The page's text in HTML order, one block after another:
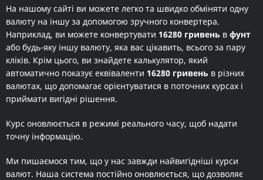
На нашому сайті ви можете легко та швидко обміняти одну
валюту на іншу за допомогою зручного конвертера.
Наприклад, ви можете конвертувати 16280 гривень в фунт
або будь-яку іншу валюту, яка вас цікавить, всього за пару
кліків. Крім цього, ви знайдете калькулятор, який
автоматично показує еквіваленти 16280 гривень в різних
валютах, що допомагає орієнтуватися в поточних курсах і
приймати вигідні рішення.
Курс оновлюється в режимі реального часу, щоб надати
точну інформацію.
Ми пишаємося тим, що у нас завжди найвигідніші курси
валют. Наша система постійно оновлюється, що дозволяє